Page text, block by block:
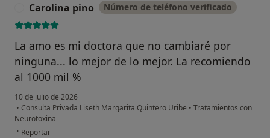
Carolina pino Número de teléfono verificado
La amo es mi doctora que no cambiaré por
ninguna... lo mejor de lo mejor. La recomiendo
al 1000 mil %
10 de julio de 2026
• Consulta Privada Liseth Margarita Quintero Uribe • Tratamientos con
Neurotoxina
• en opinión del usuario Carolina pino
Reportar